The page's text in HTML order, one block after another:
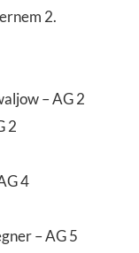
2.
– AG 2
2
4
– AG 5